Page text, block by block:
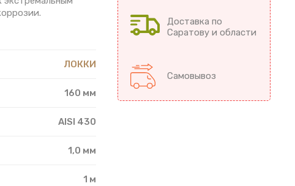
ЛОККИ
160 мм
AISI 430
1,0 мм
1 м
Доставка по
Саратову и области
Самовывоз